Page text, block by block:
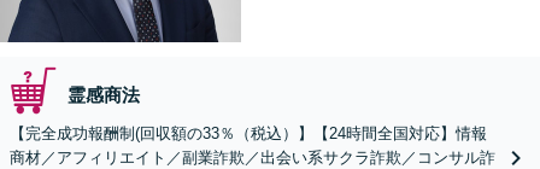
霊感商法
【完全成功報酬制(回収額の33％（税込）】【24時間全国対応】情報
商材／アフィリエイト／副業詐欺／出会い系サクラ詐欺／コンサル詐